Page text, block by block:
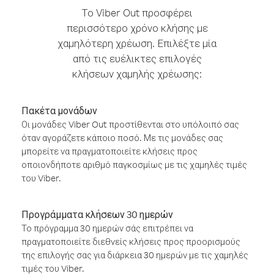
Το Viber Out προσφέρει
περισσότερο χρόνο κλήσης με
χαμηλότερη χρέωση. Επιλέξτε μία
από τις ευέλικτες επιλογές
κλήσεων χαμηλής χρέωσης:
Πακέτα μονάδων
Οι μονάδες Viber Out προστίθενται στο υπόλοιπό σας
όταν αγοράζετε κάποιο ποσό. Με τις μονάδες σας
μπορείτε να πραγματοποιείτε κλήσεις προς
οποιονδήποτε αριθμό παγκοσμίως με τις χαμηλές τιμές
του Viber.
Προγράμματα κλήσεων 30 ημερών
Το πρόγραμμα 30 ημερών σάς επιτρέπει να
πραγματοποιείτε διεθνείς κλήσεις προς προορισμούς
της επιλογής σας για διάρκεια 30 ημερών με τις χαμηλές
τιμές του Viber.